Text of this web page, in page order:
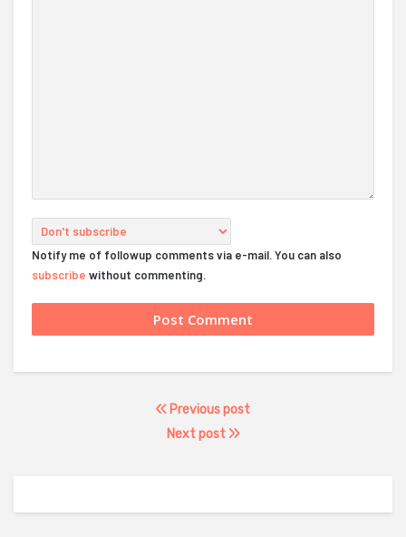
Notify me of followup comments via e-mail. You can also
subscribe without commenting.
Previous post
Next post